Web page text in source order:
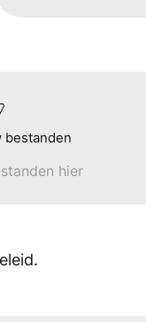
bestanden
hier